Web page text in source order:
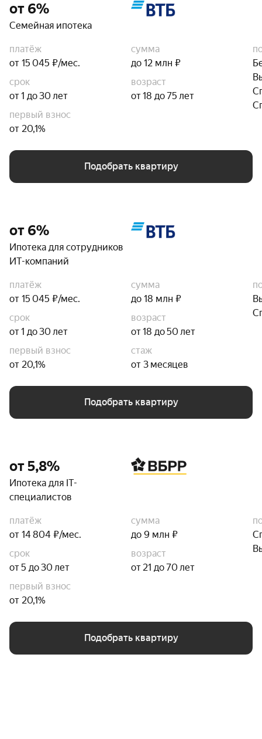
от 6%
Семейная ипотека
платёж
от 15 045 ₽/мес.
сумма
до 12 млн ₽
срок
от 1 до 30 лет
возраст
от 18 до 75 лет
первый взнос
от 20,1%
Подобрать квартиру
от 6%
Ипотека для сотрудников
ИТ-компаний
платёж
от 15 045 ₽/мес.
сумма
до 18 млн ₽
срок
от 1 до 30 лет
возраст
от 18 до 50 лет
первый взнос
от 20,1%
стаж
от 3 месяцев
Подобрать квартиру
от 5,8%
Ипотека для IT-
специалистов
платёж
от 14 804 ₽/мес.
сумма
до 9 млн ₽
срок
от 5 до 30 лет
возраст
от 21 до 70 лет
первый взнос
от 20,1%
Подобрать квартиру